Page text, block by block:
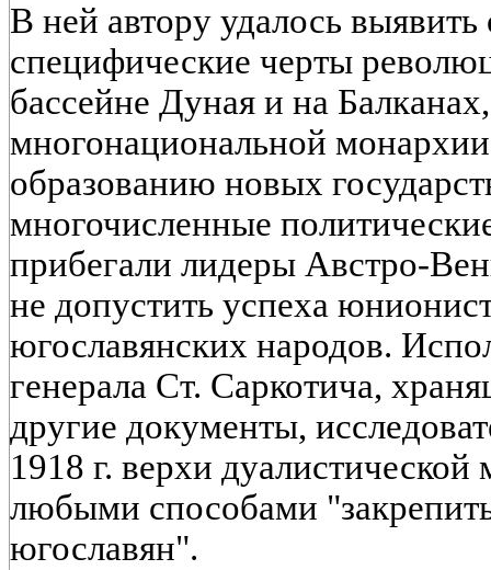
В ней автору удалось
специфические черты
бассейне Дуная и на
многонациональной
образованию новых
многочисленные
прибегали лидеры Австро-
не допустить успеха
югославянских народов.
генерала Ст. Саркотича,
другие документы,
1918 г. верхи
любыми способами
югославян".